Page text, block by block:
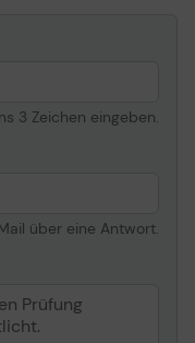
3 Zeichen eingeben.
über eine Antwort.